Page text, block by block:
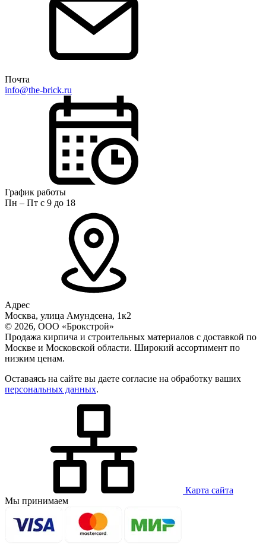
Почта
info@the-brick.ru
График работы
Пн – Пт с 9 до 18
Адрес
Москва, улица Амундсена, 1к2
© 2026, ООО «Брокстрой»
Продажа кирпича и строительных материалов с доставкой по
Москве и Московской области. Широкий ассортимент по
низким ценам.
Оставаясь на сайте вы даете согласие на обработку ваших
персональных данных.
Карта сайта
Мы принимаем